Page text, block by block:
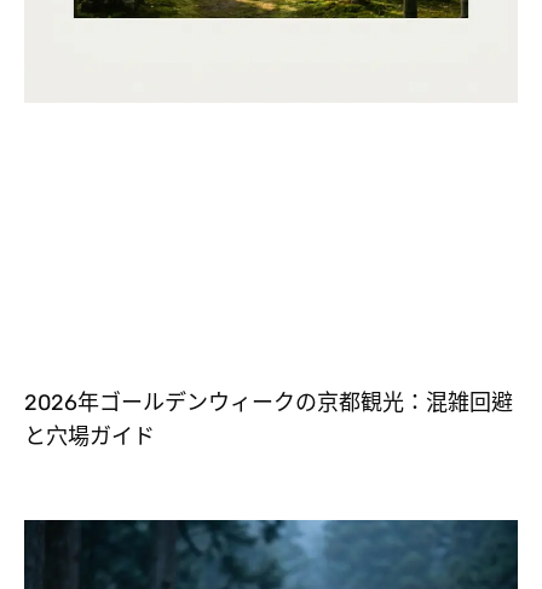
2026年ゴールデンウィークの京都観光：混雑回避
と穴場ガイド